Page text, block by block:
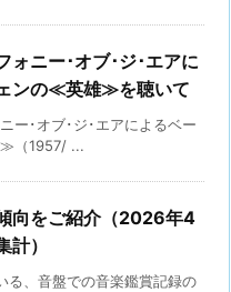
ォニー･オブ･ジ･エアに
ンの≪英雄≫を聴いて
ー･オブ･ジ･エアによるベー
≫（1957/ ...
向をご紹介（2026年4
計）
る、音盤での音楽鑑賞記録の